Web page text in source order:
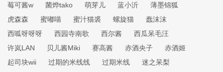
莓可酱w
菌烨tako 萌芽儿 蓝小沂
薄墨锦狐
虎森森
蜜嘟喵 蜜汁猫裘 螺旋猫
蠢沫沫
西呱呀呀呀
西园寺南歌 西尔酱
西瓜呆毛汪
许岚LAN
贝儿酱Miki 赛高酱 赤酒央子
赤酒姬
起司块wii
过期的米线线 过期米线
迷之呆梨